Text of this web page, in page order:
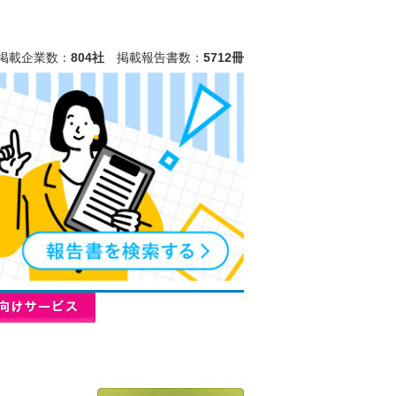
載企業数： 804社 掲載報告書数： 5712冊